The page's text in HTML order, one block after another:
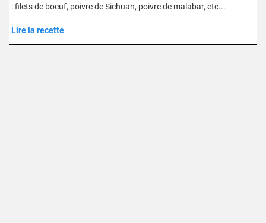
: filets de boeuf, poivre de Sichuan, poivre de malabar, etc...
Lire la recette